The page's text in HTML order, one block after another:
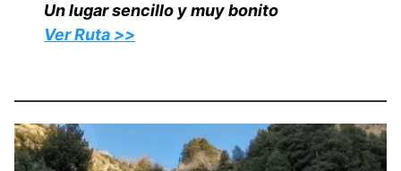
Un lugar sencillo y muy bonito
Ver Ruta >>